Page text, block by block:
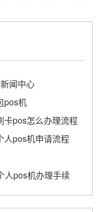
闻中心
pos机
卡pos怎么办理流程
人pos机申请流程
人pos机办理手续